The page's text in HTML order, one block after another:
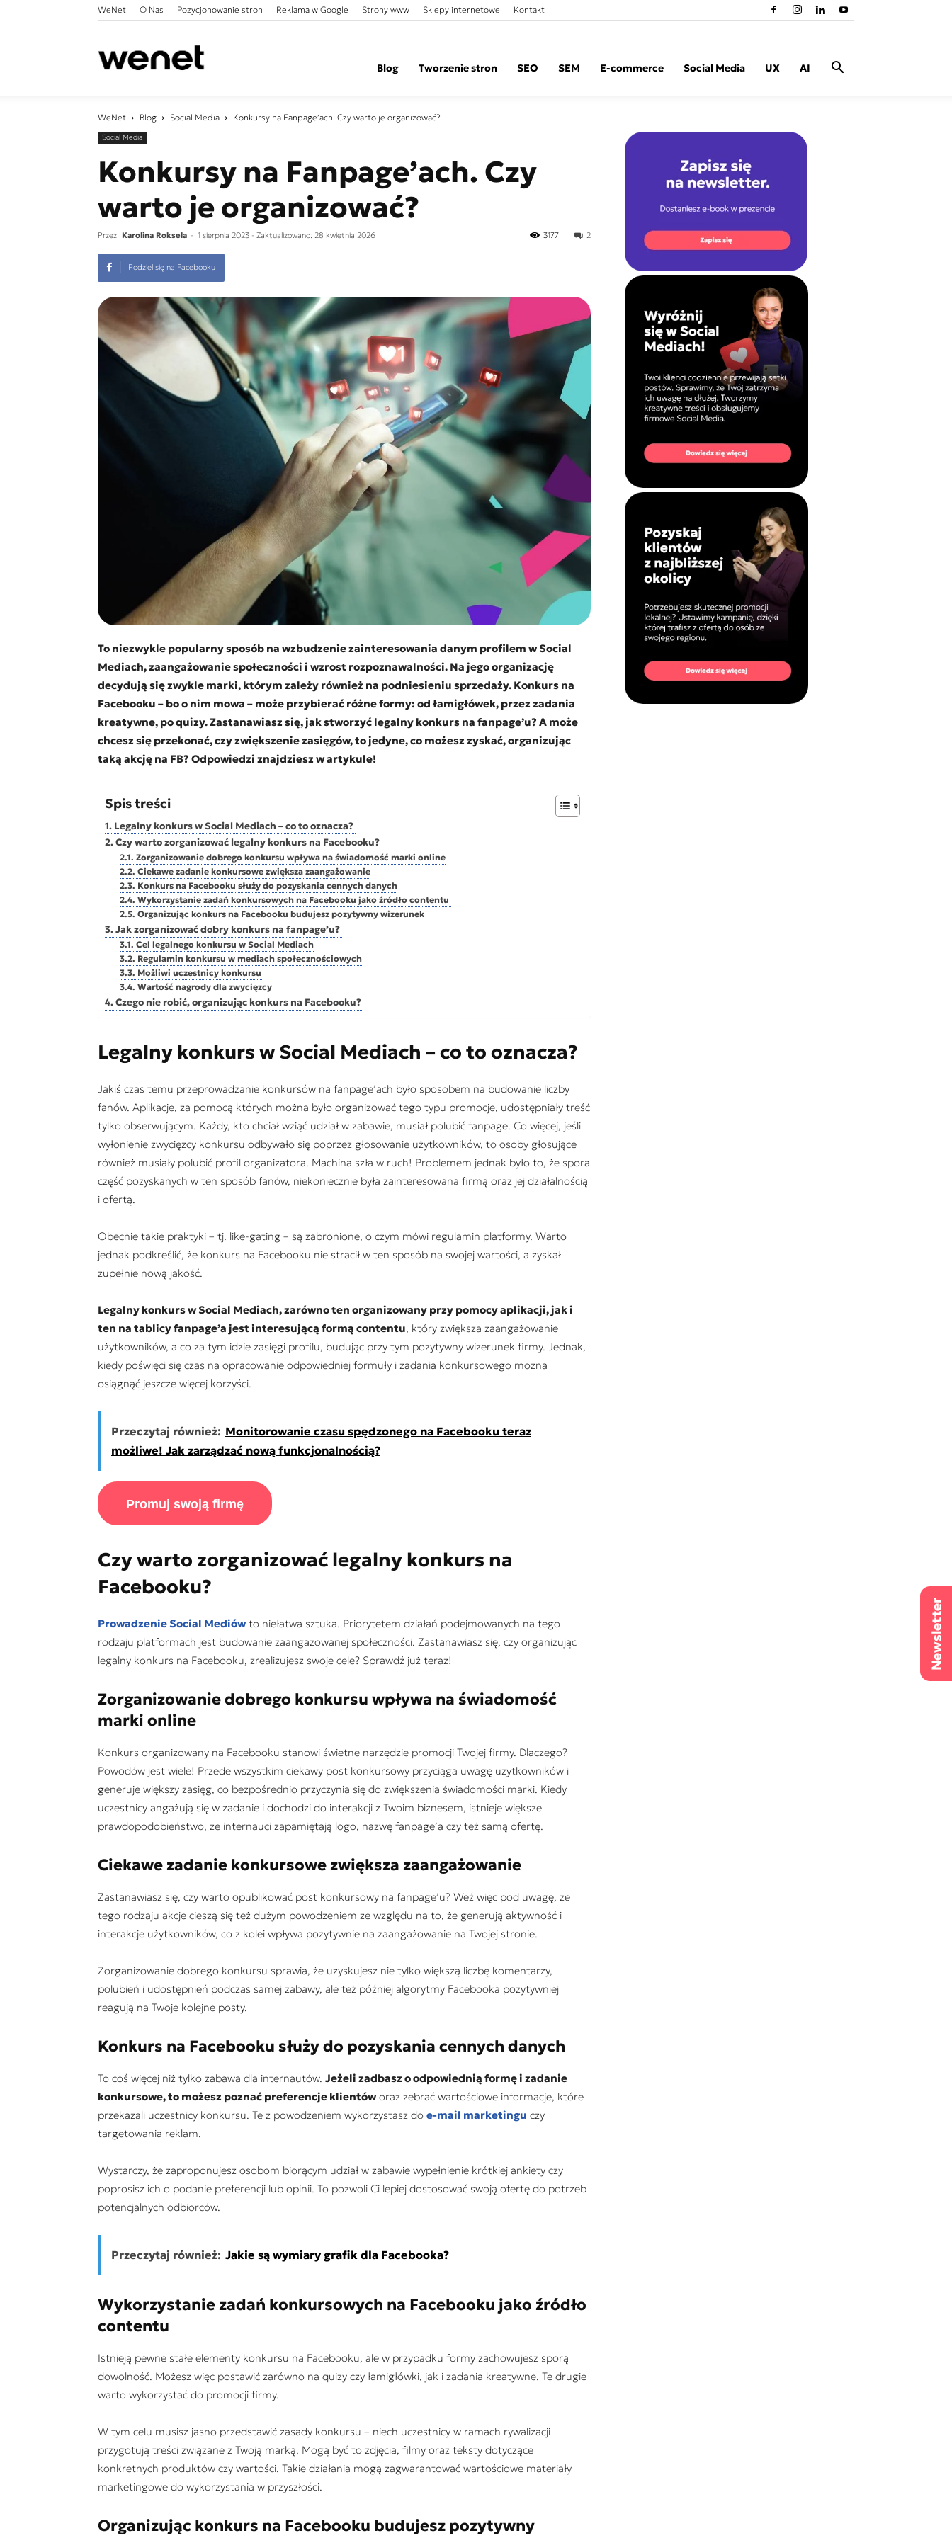
WeNet O Nas Pozycjonowanie stron Reklama w Google Strony www Sklepy internetowe Kontakt
Blog
Tworzenie stron SEO SEM E-commerce Social Media UX AI
WeNet Blog Social Media Konkursy na Fanpage’ach. Czy warto je organizować?
Social Media
Konkursy na Fanpage’ach. Czy
warto je organizować?
Przez Karolina Roksela - 1 sierpnia 2023 - Zaktualizowano: 28 kwietnia 2026 2
3177
Podziel się na Facebooku
To niezwykle popularny sposób na wzbudzenie zainteresowania danym profilem w Social
Mediach, zaangażowanie społeczności i wzrost rozpoznawalności. Na jego organizację
decydują się zwykle marki, którym zależy również na podniesieniu sprzedaży. Konkurs na
Facebooku – bo o nim mowa – może przybierać różne formy: od łamigłówek, przez zadania
kreatywne, po quizy. Zastanawiasz się, jak stworzyć legalny konkurs na fanpage’u? A może
chcesz się przekonać, czy zwiększenie zasięgów, to jedyne, co możesz zyskać, organizując
taką akcję na FB? Odpowiedzi znajdziesz w artykule!
Spis treści
Legalny konkurs w Social Mediach – co to oznacza?
Czy warto zorganizować legalny konkurs na Facebooku?
Zorganizowanie dobrego konkursu wpływa na świadomość marki online
Ciekawe zadanie konkursowe zwiększa zaangażowanie
Konkurs na Facebooku służy do pozyskania cennych danych
Wykorzystanie zadań konkursowych na Facebooku jako źródło contentu
Organizując konkurs na Facebooku budujesz pozytywny wizerunek
Jak zorganizować dobry konkurs na fanpage’u?
Cel legalnego konkursu w Social Mediach
Regulamin konkursu w mediach społecznościowych
Możliwi uczestnicy konkursu
Wartość nagrody dla zwycięzcy
Czego nie robić, organizując konkurs na Facebooku?
Legalny konkurs w Social Mediach – co to oznacza?
Jakiś czas temu przeprowadzanie konkursów na fanpage’ach było sposobem na budowanie liczby
fanów. Aplikacje, za pomocą których można było organizować tego typu promocje, udostępniały treść
tylko obserwującym. Każdy, kto chciał wziąć udział w zabawie, musiał polubić fanpage. Co więcej, jeśli
wyłonienie zwycięzcy konkursu odbywało się poprzez głosowanie użytkowników, to osoby głosujące
również musiały polubić profil organizatora. Machina szła w ruch! Problemem jednak było to, że spora
część pozyskanych w ten sposób fanów, niekoniecznie była zainteresowana firmą oraz jej działalnością
i ofertą.
Obecnie takie praktyki – tj. like-gating – są zabronione, o czym mówi regulamin platformy. Warto
jednak podkreślić, że konkurs na Facebooku nie stracił w ten sposób na swojej wartości, a zyskał
zupełnie nową jakość.
Legalny konkurs w Social Mediach, zarówno ten organizowany przy pomocy aplikacji, jak i
ten na tablicy fanpage’a jest interesującą formą contentu, który zwiększa zaangażowanie
użytkowników, a co za tym idzie zasięgi profilu, budując przy tym pozytywny wizerunek firmy. Jednak,
kiedy poświęci się czas na opracowanie odpowiedniej formuły i zadania konkursowego można
osiągnąć jeszcze więcej korzyści.
Przeczytaj również: Monitorowanie czasu spędzonego na Facebooku teraz
możliwe! Jak zarządzać nową funkcjonalnością?
Promuj swoją firmę
Czy warto zorganizować legalny konkurs na
Facebooku?
Prowadzenie Social Mediówto niełatwa sztuka. Priorytetem działań podejmowanych na tego
rodzaju platformach jest budowanie zaangażowanej społeczności. Zastanawiasz się, czy organizując
legalny konkurs na Facebooku, zrealizujesz swoje cele? Sprawdź już teraz!
Zorganizowanie dobrego konkursu wpływa na świadomość
marki online
Konkurs organizowany na Facebooku stanowi świetne narzędzie promocji Twojej firmy. Dlaczego?
Powodów jest wiele! Przede wszystkim ciekawy post konkursowy przyciąga uwagę użytkowników i
generuje większy zasięg, co bezpośrednio przyczynia się do zwiększenia świadomości marki. Kiedy
uczestnicy angażują się w zadanie i dochodzi do interakcji z Twoim biznesem, istnieje większe
prawdopodobieństwo, że internauci zapamiętają logo, nazwę fanpage’a czy też samą ofertę.
Ciekawe zadanie konkursowe zwiększa zaangażowanie
Zastanawiasz się, czy warto opublikować post konkursowy na fanpage’u? Weź więc pod uwagę, że
tego rodzaju akcje cieszą się też dużym powodzeniem ze względu na to, że generują aktywność i
interakcje użytkowników, co z kolei wpływa pozytywnie na zaangażowanie na Twojej stronie.
Zorganizowanie dobrego konkursu sprawia, że uzyskujesz nie tylko większą liczbę komentarzy,
polubień i udostępnień podczas samej zabawy, ale też później algorytmy Facebooka pozytywniej
reagują na Twoje kolejne posty.
Konkurs na Facebooku służy do pozyskania cennych danych
To coś więcej niż tylko zabawa dla internautów. Jeżeli zadbasz o odpowiednią formę i zadanie
konkursowe, to możesz poznać preferencje klientóworaz zebrać wartościowe informacje, które
przekazali uczestnicy konkursu. Te z powodzeniem wykorzystasz do e-mail marketingu czy
targetowania reklam.
Wystarczy, że zaproponujesz osobom biorącym udział w zabawie wypełnienie krótkiej ankiety czy
poprosisz ich o podanie preferencji lub opinii. To pozwoli Ci lepiej dostosować swoją ofertę do potrzeb
potencjalnych odbiorców.
Przeczytaj również: Jakie są wymiary grafik dla Facebooka?
Wykorzystanie zadań konkursowych na Facebooku jako źródło
contentu
Istnieją pewne stałe elementy konkursu na Facebooku, ale w przypadku formy zachowujesz sporą
dowolność. Możesz więc postawić zarówno na quizy czy łamigłówki, jak i zadania kreatywne. Te drugie
warto wykorzystać do promocji firmy.
W tym celu musisz jasno przedstawić zasady konkursu – niech uczestnicy w ramach rywalizacji
przygotują treści związane z Twoją marką. Mogą być to zdjęcia, filmy oraz teksty dotyczące
konkretnych produktów czy wartości. Takie działania mogą zagwarantować wartościowe materiały
marketingowe do wykorzystania w przyszłości.
Organizując konkurs na Facebooku budujesz pozytywny